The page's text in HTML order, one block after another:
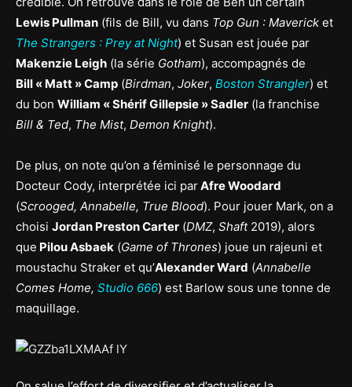
Lewis Pullman (fils de Bill, vu dans Top Gun : Maverick et
The Strangers : Prey at Night) et Susan est jouée par
Makenzie Leigh (la série Gotham), accompagnés de
Bill « Matt » Camp (Birdman, Joker, Boston Strangler) et
du bon William « Shérif Gillepsie » Sadler (la franchise
Bill & Ted, The Mist, Demon Knight).
De plus, on note qu’on a féminisé le personnage du
Docteur Cody, interprétée ici parAfre Woodard
(Scrooged, Annabelle, True Blood). Pour jouer Mark, on a
choisi Jordan Preston Carter (DMZ, Shaft2019), alors
que Pilou Asbaek (Game of Thrones) joue un rajeuni et
moustachu Straker et qu’Alexander Ward (Annabelle
Comes Home, Studio 666) est Barlow sous une tonne de
maquillage.